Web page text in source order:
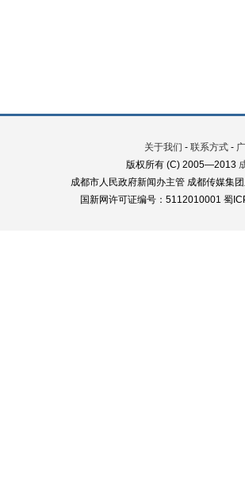
关于我们 - 联系方式 -
版权所有 (C) 2005—2013
成都市人民政府新闻办主管 成都传媒集
国新网许可证编号：5112010001 蜀